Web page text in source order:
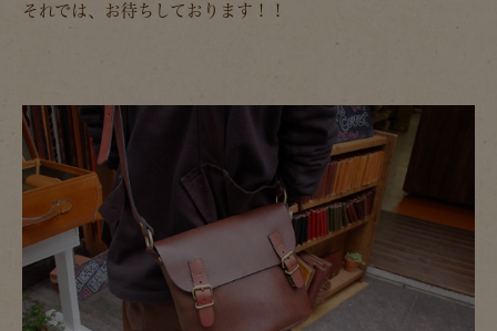
それでは、お待ちしております！！